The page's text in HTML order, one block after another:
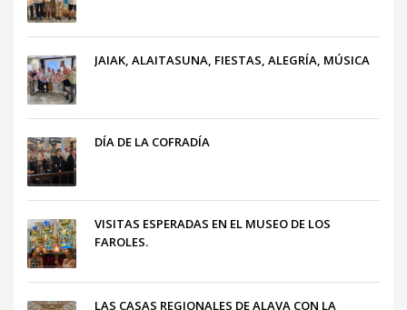
JAIAK, ALAITASUNA, FIESTAS, ALEGRÍA, MÚSICA
DÍA DE LA COFRADÍA
VISITAS ESPERADAS EN EL MUSEO DE LOS
FAROLES.
LAS CASAS REGIONALES DE ALAVA CON LA